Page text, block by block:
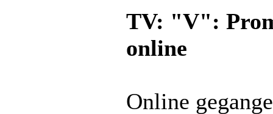
TV: "V":
online
Online